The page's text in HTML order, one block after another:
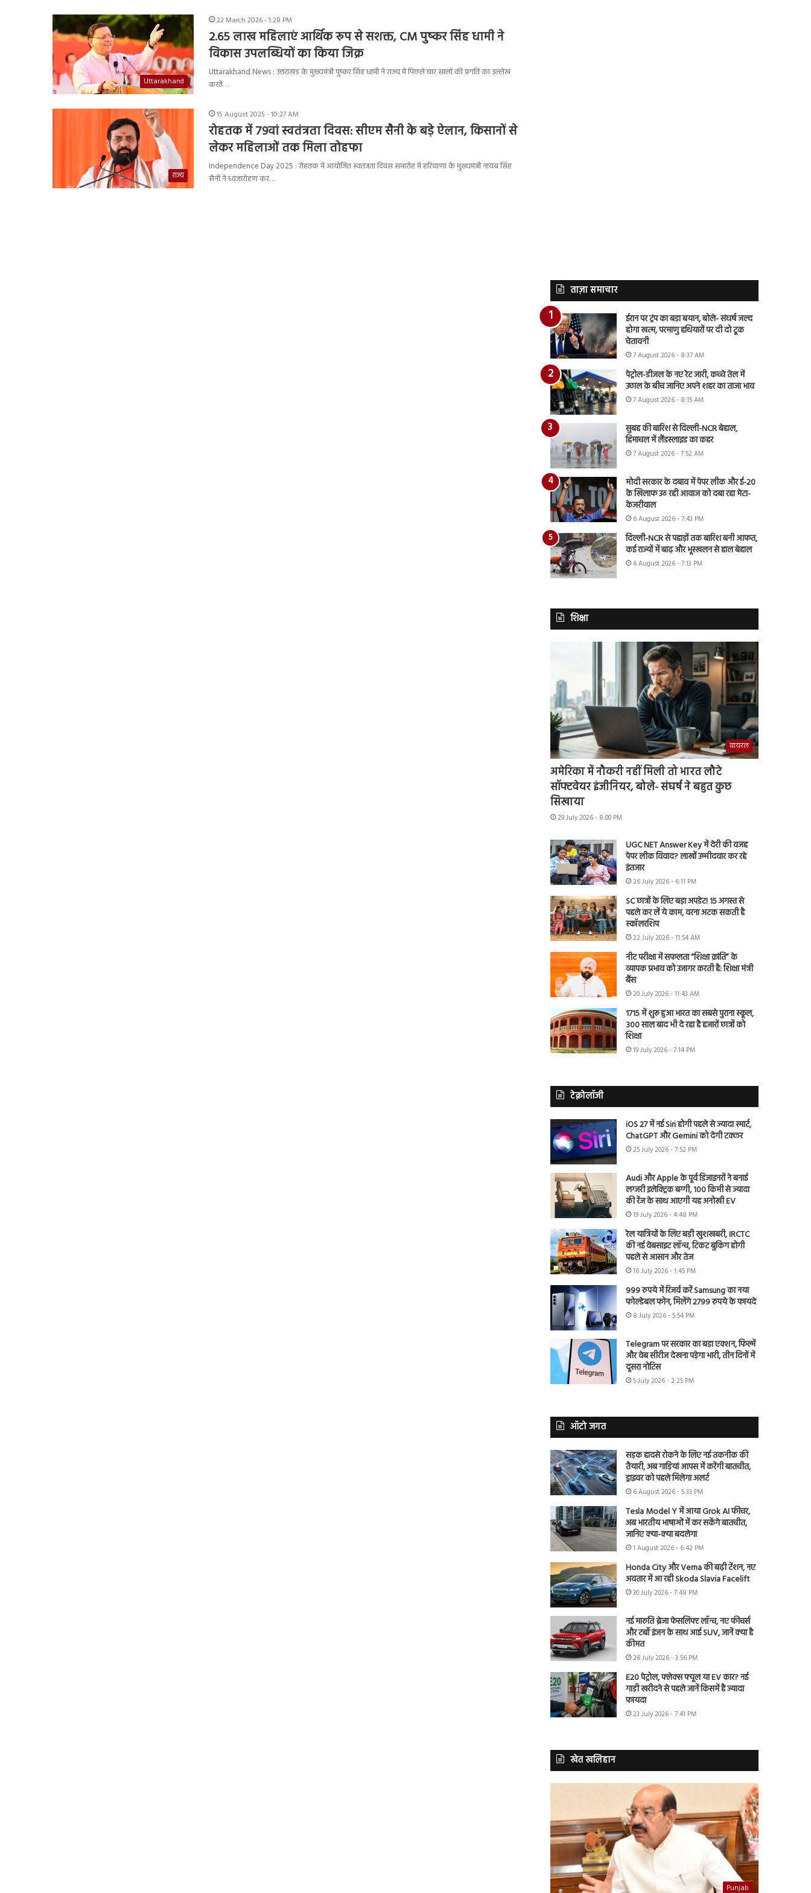
Uttarakhand
22 March 2026 - 1:28 PM
2.65 लाख महिलाएं आर्थिक रूप से सशक्त, CM पुष्कर सिंह धामी ने
विकास उपलब्धियों का किया जिक्र
Uttarakhand News : उत्तराखंड के मुख्यमंत्री पुष्कर सिंह धामी ने राज्य में पिछले चार सालों की प्रगति का उल्लेख
करते…
राज्य
15 August 2025 - 10:27 AM
रोहतक में 79वां स्वतंत्रता दिवस: सीएम सैनी के बड़े ऐलान, किसानों से
लेकर महिलाओं तक मिला तोहफा
Independence Day 2025 : रोहतक में आयोजित स्वतंत्रता दिवस समारोह में हरियाणा के मुख्यमंत्री नायब सिंह
सैनी ने ध्वजारोहण कर…
ताज़ा समाचार
ईरान पर ट्रंप का बड़ा बयान, बोले- संघर्ष जल्द
होगा खत्म, परमाणु हथियारों पर दी दो टूक
चेतावनी
7 August 2026 - 8:37 AM
पेट्रोल-डीजल के नए रेट जारी, कच्चे तेल में
उछाल के बीच जानिए अपने शहर का ताजा भाव
7 August 2026 - 8:15 AM
सुबह की बारिश से दिल्ली-NCR बेहाल,
हिमाचल में लैंडस्लाइड का कहर
7 August 2026 - 7:52 AM
मोदी सरकार के दबाव में पेपर लीक और ई-20
के खिलाफ उठ रही आवाज को दबा रहा मेटा-
केजरीवाल
6 August 2026 - 7:43 PM
दिल्ली-NCR से पहाड़ों तक बारिश बनी आफत,
कई राज्यों में बाढ़ और भूस्खलन से हाल बेहाल
6 August 2026 - 7:13 PM
शिक्षा
वायरल
अमेरिका में नौकरी नहीं मिली तो भारत लौटे
सॉफ्टवेयर इंजीनियर, बोले- संघर्ष ने बहुत कुछ
सिखाया
29 July 2026 - 8:00 PM
UGC NET Answer Key में देरी की वजह
पेपर लीक विवाद? लाखों उम्मीदवार कर रहे
इंतजार
26 July 2026 - 6:11 PM
SC छात्रों के लिए बड़ा अपडेट! 15 अगस्त से
पहले कर लें ये काम, वरना अटक सकती है
स्कॉलरशिप
22 July 2026 - 11:54 AM
नीट परीक्षा में सफलता “शिक्षा क्रांति” के
व्यापक प्रभाव को उजागर करती है: शिक्षा मंत्री
बैंस
20 July 2026 - 11:43 AM
1715 में शुरू हुआ भारत का सबसे पुराना स्कूल,
300 साल बाद भी दे रहा है हजारों छात्रों को
शिक्षा
19 July 2026 - 7:14 PM
टेक्नोलॉजी
iOS 27 में नई Siri होगी पहले से ज्यादा स्मार्ट,
ChatGPT और Gemini को देगी टक्कर
25 July 2026 - 7:52 PM
Audi और Apple के पूर्व डिजाइनरों ने बनाई
लग्जरी इलेक्ट्रिक बग्गी, 100 किमी से ज्यादा
की रेंज के साथ आएगी यह अनोखी EV
19 July 2026 - 4:48 PM
रेल यात्रियों के लिए बड़ी खुशखबरी, IRCTC
की नई वेबसाइट लॉन्च, टिकट बुकिंग होगी
पहले से आसान और तेज
16 July 2026 - 1:45 PM
999 रुपये में रिजर्व करें Samsung का नया
फोल्डेबल फोन, मिलेंगे 2799 रुपये के फायदे
8 July 2026 - 5:54 PM
Telegram पर सरकार का बड़ा एक्शन, फिल्में
और वेब सीरीज देखना पड़ेगा भारी, तीन दिनों में
दूसरा नोटिस
5 July 2026 - 2:25 PM
ऑटो जगत
सड़क हादसे रोकने के लिए नई तकनीक की
तैयारी, अब गाड़ियां आपस में करेंगी बातचीत,
ड्राइवर को पहले मिलेगा अलर्ट
6 August 2026 - 5:33 PM
Tesla Model Y में आया Grok AI फीचर,
अब भारतीय भाषाओं में कर सकेंगे बातचीत,
जानिए क्या-क्या बदलेगा
1 August 2026 - 6:42 PM
Honda City और Verna की बढ़ी टेंशन, नए
अवतार में आ रही Skoda Slavia Facelift
30 July 2026 - 7:48 PM
नई मारुति ब्रेजा फेसलिफ्ट लॉन्च, नए फीचर्स
और टर्बो इंजन के साथ आई SUV, जानें क्या है
कीमत
26 July 2026 - 3:56 PM
E20 पेट्रोल, फ्लेक्स फ्यूल या EV कार? नई
गाड़ी खरीदने से पहले जानें किसमें है ज्यादा
फायदा
23 July 2026 - 7:41 PM
खेत खलिहान
Punjab